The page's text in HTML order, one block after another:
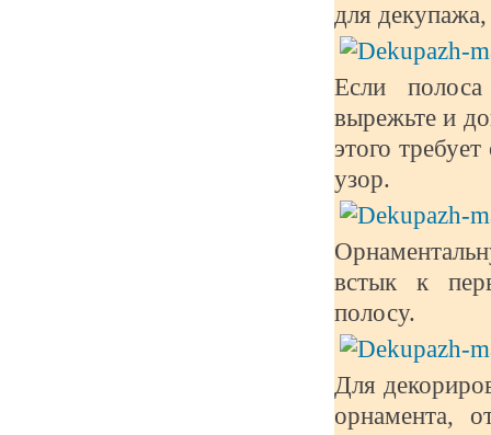
для
Если
вырежьте и
этого
узор.
встык к
полосу.
Для
орнамента,